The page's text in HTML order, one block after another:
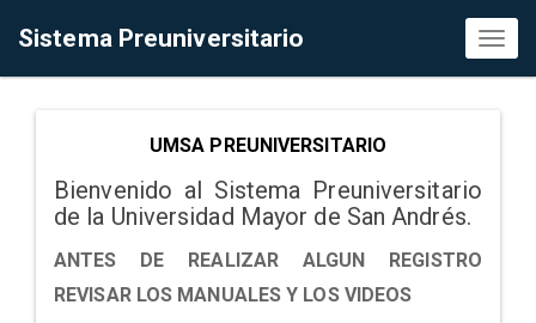
Sistema Preuniversitario
UMSA PREUNIVERSITARIO
Bienvenido al Sistema Preuniversitario
de la Universidad Mayor de San Andrés.
ANTES DE REALIZAR ALGUN REGISTRO
REVISAR LOS MANUALES Y LOS VIDEOS